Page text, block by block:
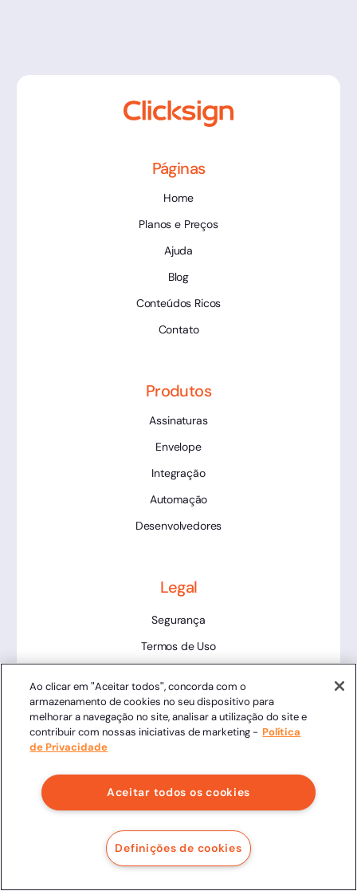
Páginas
Home
Planos e Preços
Ajuda
Blog
Conteúdos Ricos
Contato
Produtos
Assinaturas
Envelope
Integração
Automação
Desenvolvedores
Legal
Segurança
Termos de Uso
Validade Jurídica
Ética e Integridade
Ferramentas
Status da Plataforma
Validador de Assinaturas
Ao clicar em "Aceitar todos", concorda com o
armazenamento de cookies no seu dispositivo para
melhorar a navegação no site, analisar a utilização do site e
contribuir com nossas iniciativas de marketing - Política
de Privacidade
Aceitar todos os cookies
Definições de cookies